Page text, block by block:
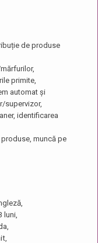
de produse
primite,
automat și
supervizor,
identificarea
muncă pe
luni,